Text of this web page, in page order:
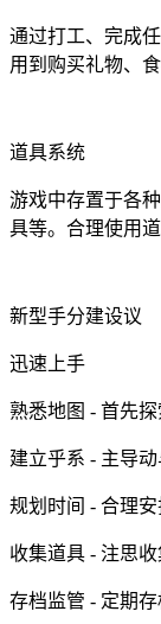
通过打工、完成
用到购买礼物、
道具系统
游戏中存置于各
具等。合理使用
新型手分建设议
迅速上手
熟悉地图 - 首先
建立乎系 - 主导
规划时间 - 合理
收集道具 - 注思
存档监管 - 定期